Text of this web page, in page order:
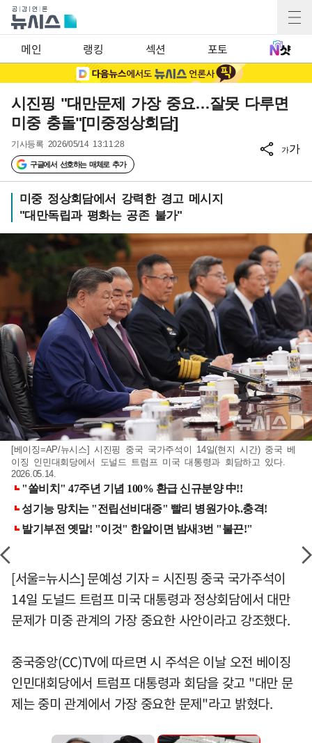
메인 랭킹 섹션 포토
시진핑 "대만문제 가장 중요…잘못 다루면
미중 충돌"[미중정상회담]
기사등록 2026/05/14 13:11:28
구글에서 선호하는 매체로 추가
가가
미중 정상회담에서 강력한 경고 메시지
"대만독립과 평화는 공존 불가"
[베이징=AP/뉴시스] 시진핑 중국 국가주석이 14일(현지 시간) 중국 베
이징 인민대회당에서 도널드 트럼프 미국 대통령과 회담하고 있다.
2026.05.14.
[서울=뉴시스] 문예성 기자 = 시진핑 중국 국가주석이
14일 도널드 트럼프 미국 대통령과 정상회담에서 대만
문제가 미중 관계의 가장 중요한 사안이라고 강조했다.
중국중앙(CC)TV에 따르면 시 주석은 이날 오전 베이징
인민대회당에서 트럼프 대통령과 회담을 갖고 "대만 문
제는 중미 관계에서 가장 중요한 문제"라고 밝혔다.